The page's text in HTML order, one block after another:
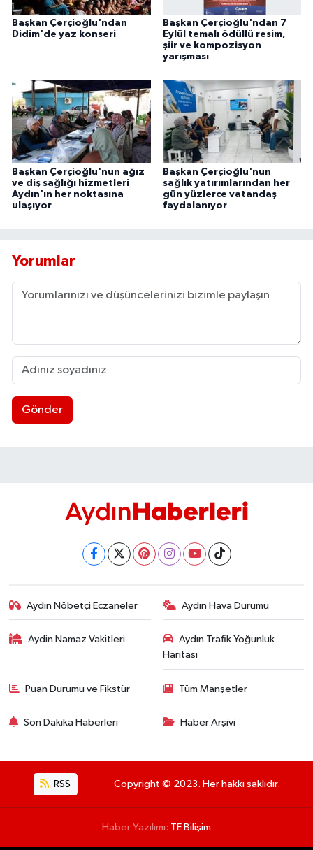
Başkan Çerçioğlu'ndan
Didim'de yaz konseri
Başkan Çerçioğlu'ndan 7
Eylül temalı ödüllü resim,
şiir ve kompozisyon
yarışması
Başkan Çerçioğlu'nun ağız
ve diş sağlığı hizmetleri
Aydın'ın her noktasına
ulaşıyor
Başkan Çerçioğlu'nun
sağlık yatırımlarından her
gün yüzlerce vatandaş
faydalanıyor
Yorumlar
Gönder
Aydın Nöbetçi Eczaneler Aydın Hava Durumu
Aydin Namaz Vakitleri
Aydın Trafik Yoğunluk
Haritası
Puan Durumu ve Fikstür Tüm Manşetler
Son Dakika Haberleri Haber Arşivi
RSS Copyright © 2023. Her hakkı saklıdır.
Haber Yazılımı: TE Bilişim